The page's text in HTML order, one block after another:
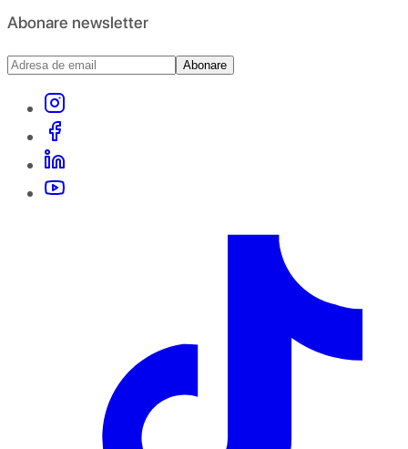
Abonare newsletter
Abonare